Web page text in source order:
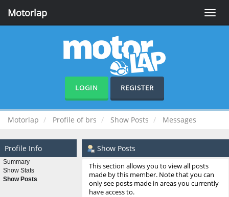
Toggle
Motorlap
LOGIN REGISTER
Motorlap Profile of brs Show Posts Messages
Profile Info
Summary
Show Stats
Show Posts
Show Posts
This section allows you to view all posts
made by this member. Note that you can
only see posts made in areas you currently
have access to.